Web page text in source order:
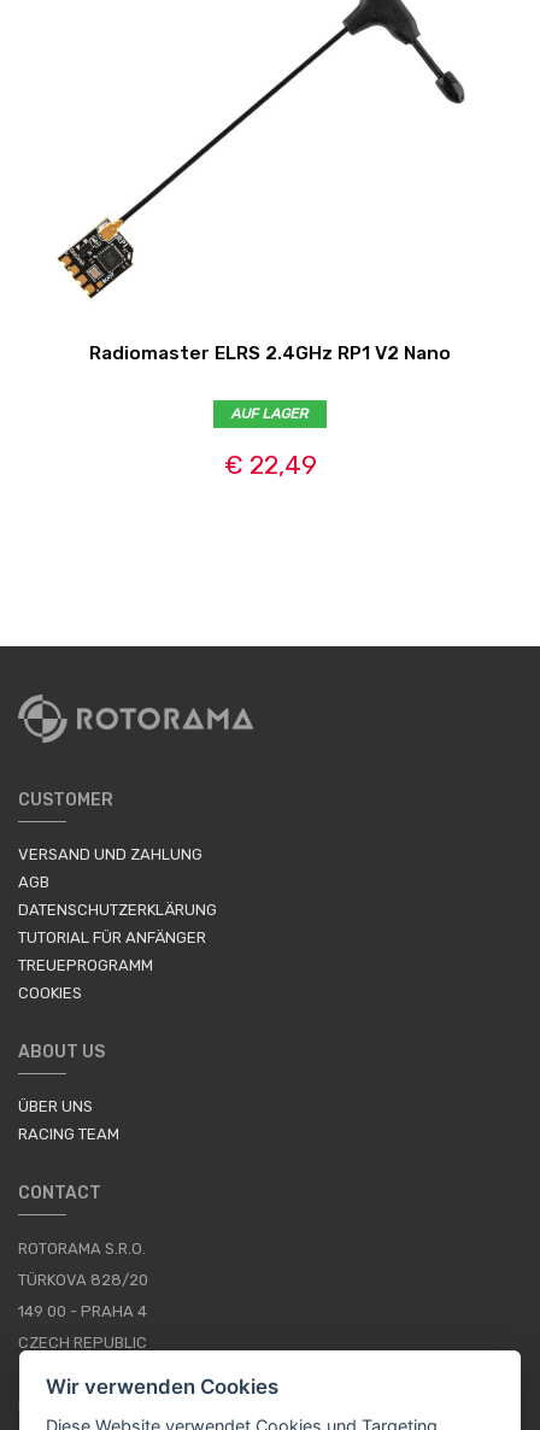
Radiomaster ELRS 2.4GHz RP1 V2 Nano
AUF LAGER
€ 22,49
CUSTOMER
VERSAND UND ZAHLUNG
AGB
DATENSCHUTZERKLÄRUNG
TUTORIAL FÜR ANFÄNGER
TREUEPROGRAMM
COOKIES
ABOUT US
ÜBER UNS
RACING TEAM
CONTACT
ROTORAMA S.R.O.
TÜRKOVA 828/20
149 00 - PRAHA 4
CZECH REPUBLIC
+420 252 252 098
Wir verwenden Cookies
Diese Website verwendet Cookies und Targeting